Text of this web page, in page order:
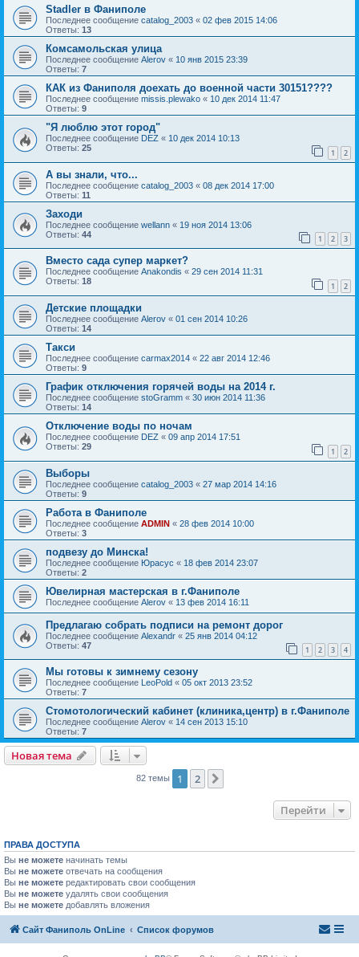
Stadler в Фаниполе
Последнее сообщение catalog_2003 « 02 фев 2015 14:06
Ответы: 13
Комсамольская улица
Последнее сообщение Alerov « 10 янв 2015 23:39
Ответы: 7
КАК из Фаниполя доехать до военной части 30151????
Последнее сообщение missis.plewako « 10 дек 2014 11:47
Ответы: 9
"Я люблю этот город"
Последнее сообщение DEZ « 10 дек 2014 10:13
Ответы: 25 1 2
А вы знали, что...
Последнее сообщение catalog_2003 « 08 дек 2014 17:00
Ответы: 11
Заходи
Последнее сообщение wellann « 19 ноя 2014 13:06
Ответы: 44 1 2 3
Вместо сада супер маркет?
Последнее сообщение Anakondis « 29 сен 2014 11:31
Ответы: 18 1 2
Детские площадки
Последнее сообщение Alerov « 01 сен 2014 10:26
Ответы: 14
Такси
Последнее сообщение carmax2014 « 22 авг 2014 12:46
Ответы: 9
График отключения горячей воды на 2014 г.
Последнее сообщение stoGramm « 30 июн 2014 11:36
Ответы: 14
Отключение воды по ночам
Последнее сообщение DEZ « 09 апр 2014 17:51
Ответы: 29 1 2
Выборы
Последнее сообщение catalog_2003 « 27 мар 2014 14:16
Ответы: 9
Работа в Фаниполе
Последнее сообщение ADMIN « 28 фев 2014 10:00
Ответы: 3
подвезу до Минска!
Последнее сообщение Юрасус « 18 фев 2014 23:07
Ответы: 2
Ювелирная мастерская в г.Фаниполе
Последнее сообщение Alerov « 13 фев 2014 16:11
Предлагаю собрать подписи на ремонт дорог
Последнее сообщение Alexandr « 25 янв 2014 04:12
Ответы: 47 1 2 3 4
Мы готовы к зимнему сезону
Последнее сообщение LeoPold « 05 окт 2013 23:52
Ответы: 7
Стомотологический кабинет (клиника,центр) в г.Фаниполе
Последнее сообщение Alerov « 14 сен 2013 15:10
Ответы: 7
Новая тема
82 темы 1 2
Перейти
ПРАВА ДОСТУПА
Вы не можете начинать темы
Вы не можете отвечать на сообщения
Вы не можете редактировать свои сообщения
Вы не можете удалять свои сообщения
Вы не можете добавлять вложения
Сайт Фаниполь OnLine Список форумов